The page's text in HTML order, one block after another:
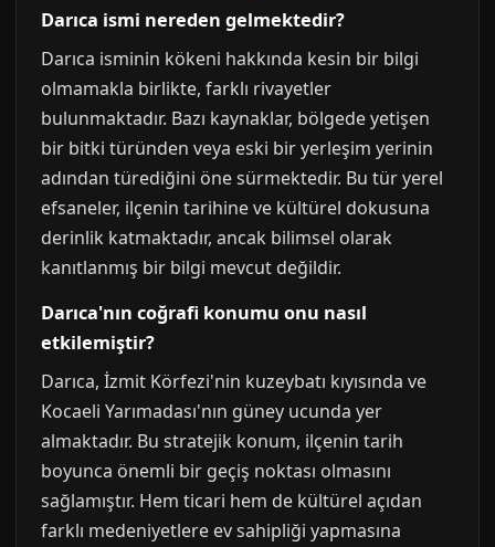
Darıca ismi nereden gelmektedir?
Darıca isminin kökeni hakkında kesin bir bilgi
olmamakla birlikte, farklı rivayetler
bulunmaktadır. Bazı kaynaklar, bölgede yetişen
bir bitki türünden veya eski bir yerleşim yerinin
adından türediğini öne sürmektedir. Bu tür yerel
efsaneler, ilçenin tarihine ve kültürel dokusuna
derinlik katmaktadır, ancak bilimsel olarak
kanıtlanmış bir bilgi mevcut değildir.
Darıca'nın coğrafi konumu onu nasıl
etkilemiştir?
Darıca, İzmit Körfezi'nin kuzeybatı kıyısında ve
Kocaeli Yarımadası'nın güney ucunda yer
almaktadır. Bu stratejik konum, ilçenin tarih
boyunca önemli bir geçiş noktası olmasını
sağlamıştır. Hem ticari hem de kültürel açıdan
farklı medeniyetlere ev sahipliği yapmasına